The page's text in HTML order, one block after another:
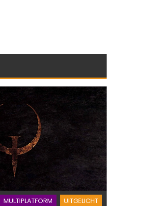
MULTIPLATFORM UITGELICHT